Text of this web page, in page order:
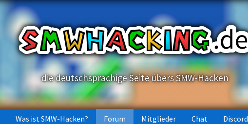
die deutschsprachige Seite übers SMW-Hacken
Was ist SMW-Hacken? Forum Mitglieder Chat Discord